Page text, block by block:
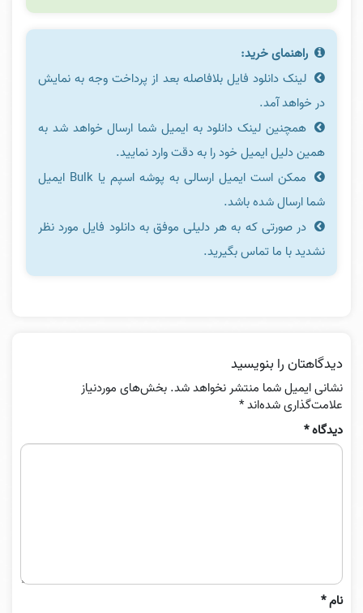
راهنمای خرید:
لینک دانلود فایل بلافاصله بعد از پرداخت وجه به نمایش
در خواهد آمد.
همچنین لینک دانلود به ایمیل شما ارسال خواهد شد به
همین دلیل ایمیل خود را به دقت وارد نمایید.
ممکن است ایمیل ارسالی به پوشه اسپم یا Bulk ایمیل
شما ارسال شده باشد.
در صورتی که به هر دلیلی موفق به دانلود فایل مورد نظر
نشدید با ما تماس بگیرید.
دیدگاهتان را بنویسید
نشانی ایمیل شما منتشر نخواهد شد. بخش‌های موردنیاز
علامت‌گذاری شده‌اند*
دیدگاه*
نام*